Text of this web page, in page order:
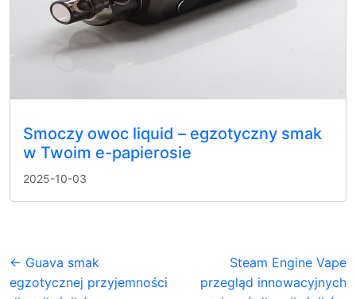
Smoczy owoc liquid – egzotyczny smak
w Twoim e-papierosie
2025-10-03
← Guava smak
egzotycznej przyjemności
Steam Engine Vape
przegląd innowacyjnych